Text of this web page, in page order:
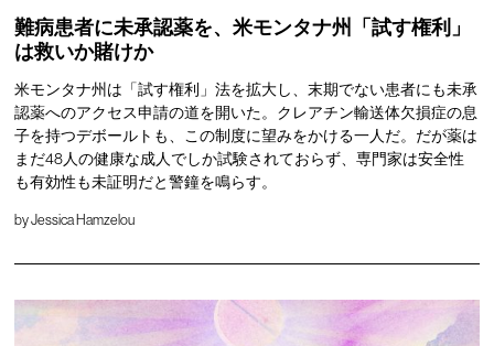
難病患者に未承認薬を、米モンタナ州「試す権利」
は救いか賭けか
米モンタナ州は「試す権利」法を拡大し、末期でない患者にも未承
認薬へのアクセス申請の道を開いた。クレアチン輸送体欠損症の息
子を持つデボールトも、この制度に望みをかける一人だ。だが薬は
まだ48人の健康な成人でしか試験されておらず、専門家は安全性
も有効性も未証明だと警鐘を鳴らす。
byJessica Hamzelou